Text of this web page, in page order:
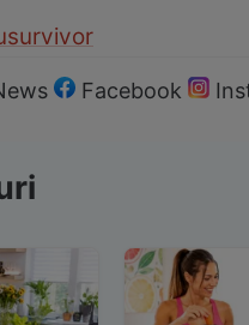
survivor
Facebook